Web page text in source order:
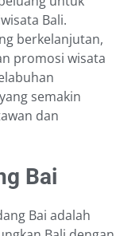
Bali.
berkelanjutan,
promosi wisata
semakin
dan
Bai
Bai adalah